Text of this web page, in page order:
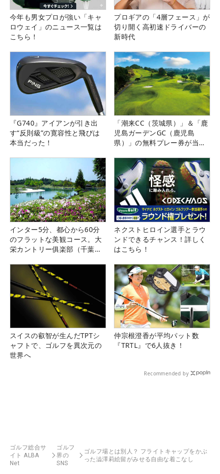
今年も男女プロが強い「キャ
ロウェイ」のニュース一覧は
こちら！
プロギアの「4層フェース」が
切り開く高初速ドライバーの
新時代
『G740』アイアンが引き出
す“反則級”の寛容性と飛びは
本当だった！
「潮来CC（茨城県）」＆「鹿
児島ガーデンGC（鹿児島
県）」の無料プレー券が当た
インター5分、都心から60分
のフラットな美観コース。大
栄カントリー俱楽部（千葉
ネクストヒロイン選手とラウ
ンドできるチャンス！詳しく
はこちら！
スイスの叡智が生んだTPTシ
ャフトで、ゴルフを異次元の
世界へ
仲宗根澄香が平均パット数
『TRTL』で6人抜き！
Recommended by
ゴルフ総合サ
イト ALBA
Net
ゴルフ
界の
SNS
ゴルフ場とは別人？ フライトキャップをかぶ
った澁澤莉絵留がみせる自由な着こなし